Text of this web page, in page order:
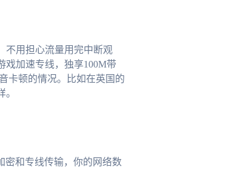
不用担心流量用完中断观
戏加速专线，独享100M带
卡顿的情况。比如在英国的
密和专线传输，你的网络数